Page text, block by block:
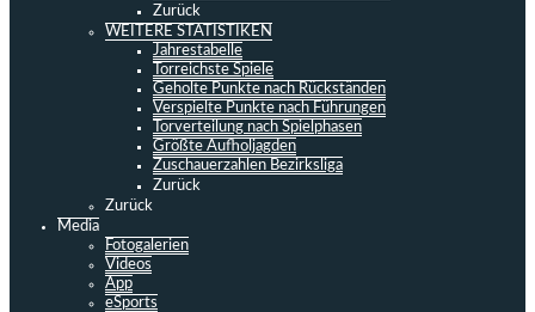
Zurück
WEITERE STATISTIKEN
Jahrestabelle
Torreichste Spiele
Geholte Punkte nach Rückständen
Verspielte Punkte nach Führungen
Torverteilung nach Spielphasen
Größte Aufholjagden
Zuschauerzahlen Bezirksliga
Zurück
Zurück
Media
Fotogalerien
Videos
App
eSports